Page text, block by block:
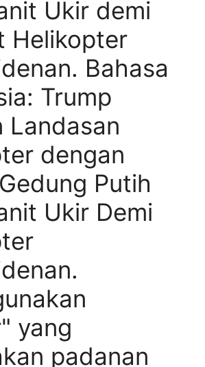
Ukir demi
Helikopter
Bahasa
Trump
Landasan
dengan
Putih
Ukir Demi
yang
padanan